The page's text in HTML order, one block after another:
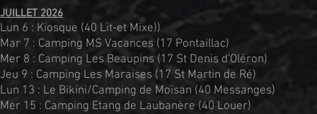
JUILLET 2026
Lun 6 : Kiosque (40 Lit-et Mixe))
Mar 7 : Camping MS Vacances (17 Pontaillac)
Mer 8 : Camping Les Beaupins (17 St Denis d'Oléron)
Jeu 9 : Camping Les Maraises (17 St Martin de Ré)
Lun 13 : Le Bikini/Camping de Moïsan (40 Messanges)
Mer 15 : Camping Etang de Laubanère (40 Louer)